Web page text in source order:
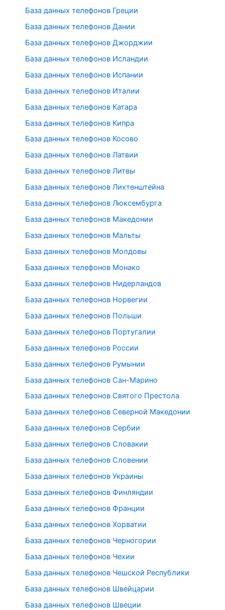
База данных телефонов Греции
База данных телефонов Дании
База данных телефонов Джорджии
База данных телефонов Исландии
База данных телефонов Испании
База данных телефонов Италии
База данных телефонов Катара
База данных телефонов Кипра
База данных телефонов Косово
База данных телефонов Латвии
База данных телефонов Литвы
База данных телефонов Лихтенштейна
База данных телефонов Люксембурга
База данных телефонов Македонии
База данных телефонов Мальты
База данных телефонов Молдовы
База данных телефонов Монако
База данных телефонов Нидерландов
База данных телефонов Норвегии
База данных телефонов Польши
База данных телефонов Португалии
База данных телефонов России
База данных телефонов Румынии
База данных телефонов Сан-Марино
База данных телефонов Святого Престола
База данных телефонов Северной Македонии
База данных телефонов Сербии
База данных телефонов Словакии
База данных телефонов Словении
База данных телефонов Украины
База данных телефонов Финляндии
База данных телефонов Франции
База данных телефонов Хорватии
База данных телефонов Черногории
База данных телефонов Чехии
База данных телефонов Чешской Республики
База данных телефонов Швейцарии
База данных телефонов Швеции